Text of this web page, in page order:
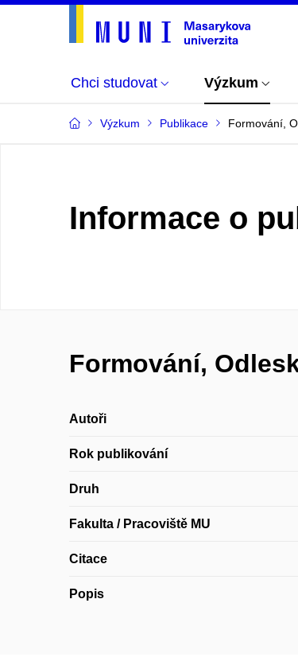
Chci studovat Výzkum
Výzkum Publikace Formování,
Informace o
Formování,
Autoři
Rok publikování
Druh
Fakulta / Pracoviště MU
Citace
Popis